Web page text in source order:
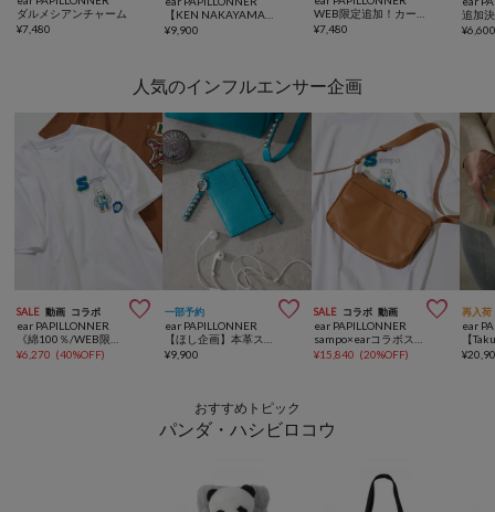
ダルメシアンチャーム
¥7,480
¥9,900
¥7,480 ¥
人気のインフルエンサー企画
SALE 動画 コラボ 
ear PAPILLONNER
¥6,270 (40%OFF)
一部予約 
ear PAPILLONNER
¥9,900
SALE コラボ 動画 
ear PAPILLONNER
¥15,840 (20%OFF)
再入荷
ear
¥
おすすめトピック
パンダ・ハシビロコウ